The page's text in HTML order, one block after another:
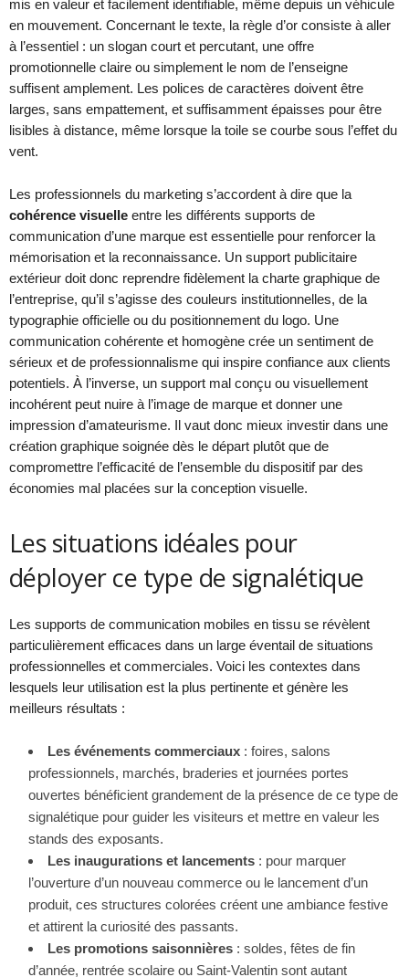
mis en valeur et facilement identifiable, même depuis un véhicule
en mouvement. Concernant le texte, la règle d’or consiste à aller
à l’essentiel : un slogan court et percutant, une offre
promotionnelle claire ou simplement le nom de l’enseigne
suffisent amplement. Les polices de caractères doivent être
larges, sans empattement, et suffisamment épaisses pour être
lisibles à distance, même lorsque la toile se courbe sous l’effet du
vent.
Les professionnels du marketing s’accordent à dire que la
cohérence visuelle entre les différents supports de
communication d’une marque est essentielle pour renforcer la
mémorisation et la reconnaissance. Un support publicitaire
extérieur doit donc reprendre fidèlement la charte graphique de
l’entreprise, qu’il s’agisse des couleurs institutionnelles, de la
typographie officielle ou du positionnement du logo. Une
communication cohérente et homogène crée un sentiment de
sérieux et de professionnalisme qui inspire confiance aux clients
potentiels. À l’inverse, un support mal conçu ou visuellement
incohérent peut nuire à l’image de marque et donner une
impression d’amateurisme. Il vaut donc mieux investir dans une
création graphique soignée dès le départ plutôt que de
compromettre l’efficacité de l’ensemble du dispositif par des
économies mal placées sur la conception visuelle.
Les situations idéales pour
déployer ce type de signalétique
Les supports de communication mobiles en tissu se révèlent
particulièrement efficaces dans un large éventail de situations
professionnelles et commerciales. Voici les contextes dans
lesquels leur utilisation est la plus pertinente et génère les
meilleurs résultats :
Les événements commerciaux : foires, salons
professionnels, marchés, braderies et journées portes
ouvertes bénéficient grandement de la présence de ce type de
signalétique pour guider les visiteurs et mettre en valeur les
stands des exposants.
Les inaugurations et lancements : pour marquer
l’ouverture d’un nouveau commerce ou le lancement d’un
produit, ces structures colorées créent une ambiance festive
et attirent la curiosité des passants.
Les promotions saisonnières : soldes, fêtes de fin
d’année, rentrée scolaire ou Saint-Valentin sont autant